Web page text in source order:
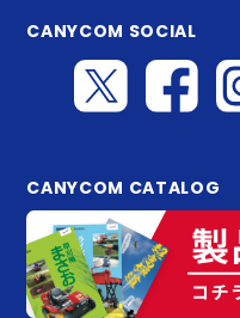
CANYCOM SOCIAL
CANYCOM CATALOG